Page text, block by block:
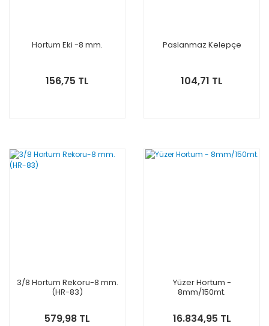
Hortum Eki -8 mm.
156,75 TL
Paslanmaz Kelepçe
104,71 TL
3/8 Hortum Rekoru-8 mm.
(HR-83)
579,98 TL
Yüzer Hortum -
8mm/150mt.
16.834,95 TL